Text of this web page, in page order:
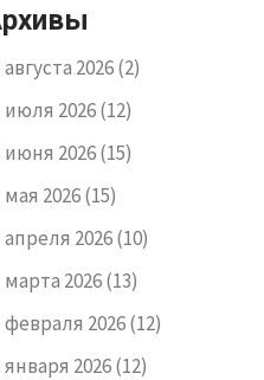
августа 2026(2)
июля 2026(12)
июня 2026(15)
мая 2026(15)
апреля 2026(10)
марта 2026(13)
февраля 2026(12)
января 2026(12)